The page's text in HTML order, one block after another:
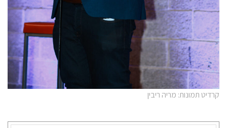
קרדיט תמונות: מריה ריבין